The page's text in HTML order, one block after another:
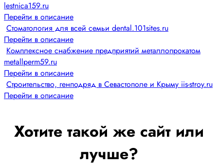
lestnica159.ru
Перейти в описание
Стоматология для всей семьи dental.101sites.ru
Перейти в описание
Комплексное снабжение предприятий металлопрокатом
metallperm59.ru
Перейти в описание
Строительство, генподряд в Севастополе и Крыму iis-stroy.ru
Перейти в описание
Хотите такой же сайт или
лучше?